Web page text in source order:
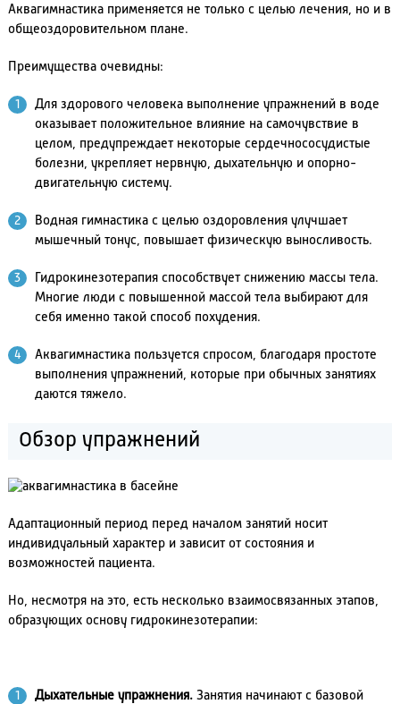
Аквагимнастика применяется не только с целью лечения, но и в
общеоздоровительном плане.
Преимущества очевидны:
Для здорового человека выполнение упражнений в воде
оказывает положительное влияние на самочувствие в
целом, предупреждает некоторые сердечнососудистые
болезни, укрепляет нервную, дыхательную и опорно-
двигательную систему.
Водная гимнастика с целью оздоровления улучшает
мышечный тонус, повышает физическую выносливость.
Гидрокинезотерапия способствует снижению массы тела.
Многие люди с повышенной массой тела выбирают для
себя именно такой способ похудения.
Аквагимнастика пользуется спросом, благодаря простоте
выполнения упражнений, которые при обычных занятиях
даются тяжело.
Обзор упражнений
Адаптационный период перед началом занятий носит
индивидуальный характер и зависит от состояния и
возможностей пациента.
Но, несмотря на это, есть несколько взаимосвязанных этапов,
образующих основу гидрокинезотерапии:
Дыхательные упражнения.Занятия начинают с базовой